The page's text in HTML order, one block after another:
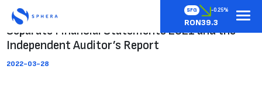
SFG -0.25%
RON39.3
Separate Financial Statements 2021 and the
Independent Auditor’s Report
2022-03-28